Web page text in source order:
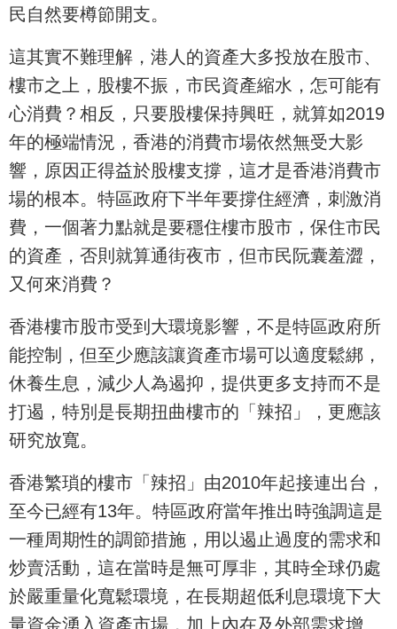
民自然要樽節開支。
這其實不難理解，港人的資產大多投放在股市、
樓市之上，股樓不振，市民資產縮水，怎可能有
心消費？相反，只要股樓保持興旺，就算如2019
年的極端情況，香港的消費市場依然無受大影
響，原因正得益於股樓支撐，這才是香港消費市
場的根本。特區政府下半年要撐住經濟，刺激消
費，一個著力點就是要穩住樓市股市，保住市民
的資產，否則就算通街夜市，但市民阮囊羞澀，
又何來消費？
香港樓市股市受到大環境影響，不是特區政府所
能控制，但至少應該讓資產市場可以適度鬆綁，
休養生息，減少人為遏抑，提供更多支持而不是
打遏，特別是長期扭曲樓市的「辣招」，更應該
研究放寬。
香港繁瑣的樓市「辣招」由2010年起接連出台，
至今已經有13年。特區政府當年推出時強調這是
一種周期性的調節措施，用以遏止過度的需求和
炒賣活動，這在當時是無可厚非，其時全球仍處
於嚴重量化寬鬆環境，在長期超低利息環境下大
量資金湧入資產市場，加上內在及外部需求增